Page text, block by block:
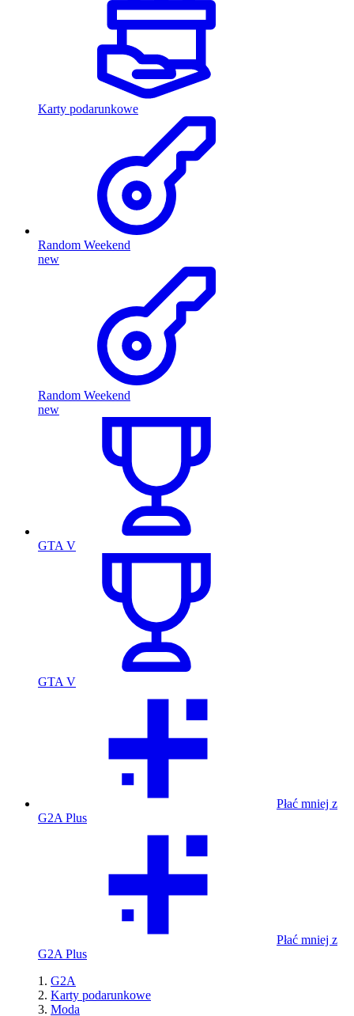
Karty podarunkowe
Random Weekend
new
Random Weekend
new
GTA V
GTA V
Płać mniej z
G2A Plus
Płać mniej z
G2A Plus
G2A
Karty podarunkowe
Moda